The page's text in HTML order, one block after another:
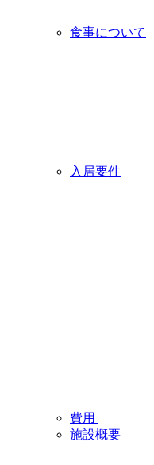
食事について
入居要件
費用
施設概要